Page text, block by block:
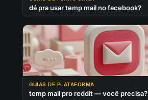
dá pra usar temp mail no facebook?
GUIAS DE PLATAFORMA
temp mail pro reddit — você precisa?